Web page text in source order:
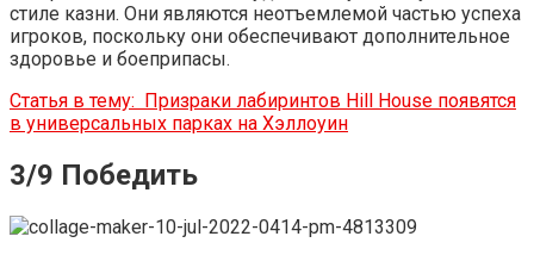
стиле казни. Они являются неотъемлемой частью успеха
игроков, поскольку они обеспечивают дополнительное
здоровье и боеприпасы.
Статья в тему: Призраки лабиринтов Hill House появятся
в универсальных парках на Хэллоуин
3/9 Победить